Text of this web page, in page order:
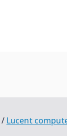
Lucent